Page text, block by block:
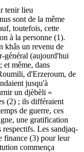
tenir lieu
sont de la même
toutefois, cette
à la personne (1).
khâs un revenu de
général (aujourd'hui
et même, dans
d'Erzeroum, de
jusqu'à
un djèbèli «
(2) ; ils différaient
de guerre, ces
une gratification
Les sandjaq-
finance (3) pour leur
commença